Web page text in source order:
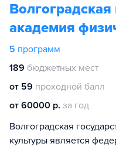
Волгоградская
академия
5 программ
189 бюджетных мест
от 59 проходной балл
от 60000 р. за год
Волгоградская
культуры является